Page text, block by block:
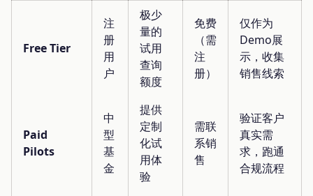
Free Tier
注
册
用
户
极少
量的
试用
查询
额度
免费
（需
注
册）
仅作为
Demo展
示，收集
销售线索
Paid
Pilots
中
型
基
金
提供
定制
化试
用体
验
需联
系销
售
验证客户
真实需
求，跑通
合规流程